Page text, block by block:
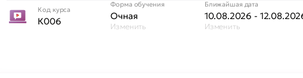
Код курса
К006
Форма обучения
Очная
Изменить
Ближайшая дата
10.08.2026 -
Изменить